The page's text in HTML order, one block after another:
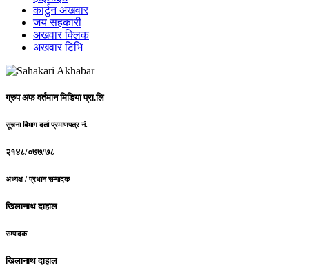
कार्टुन अखवार
जय सहकारी
अखवार क्लिक
अखवार टिभि
ग्रुप अफ वर्तमान मिडिया प्रा.लि
सूचना बिभाग दर्ता प्रमाणपत्र नं.
२१४८/०७७/७८
अध्यक्ष / प्रधान सम्पादक
खिलानाथ दाहाल
सम्पादक
खिलानाथ दाहाल